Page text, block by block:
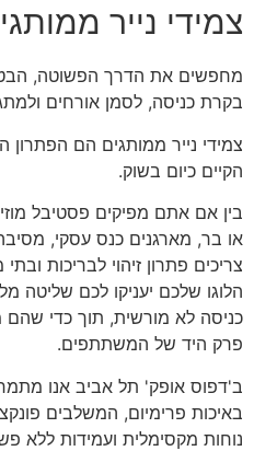
צמידי נייר
מחפשים את הדרך הפשוטה,
בקרת כניסה, לסמן אורחים
צמידי נייר ממותגים הם הפתרון
הקיים כיום בשוק.
בין אם אתם מפיקים פסטיבל
או בר, מארגנים כנס עסקי,
צריכים פתרון זיהוי לבריכות
הלוגו שלכם יעניקו לכם שליטה
כניסה לא מורשית, תוך כדי
פרק היד של המשתתפים.
ב'דפוס אופק' תל אביב אנו
באיכות פרימיום, המשלבים
נוחות מקסימלית ועמידות ללא